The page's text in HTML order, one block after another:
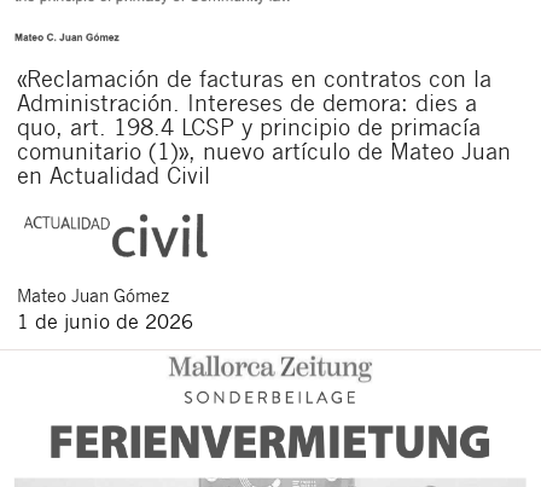
«Reclamación de facturas en contratos con la
Administración. Intereses de demora: dies a
quo, art. 198.4 LCSP y principio de primacía
comunitario (1)», nuevo artículo de Mateo Juan
en Actualidad Civil
Mateo Juan Gómez
1 de junio de 2026